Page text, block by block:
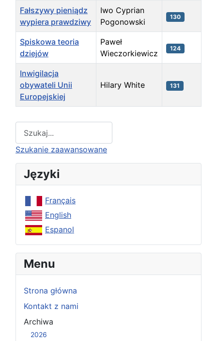
Fałszywy pieniądz
wypiera prawdziwy
Iwo Cyprian
Pogonowski
130
Spiskowa teoria
dziejów
Paweł
Wieczorkiewicz
124
Inwigilacja
obywateli Unii
Europejskiej
Hilary White 131
Type 2 or more characters for results.
Szukanie zaawansowane
Języki
Français
English
Espanol
Menu
Strona główna
Kontakt z nami
Archiwa
2026